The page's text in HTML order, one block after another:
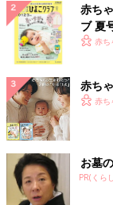
赤ち
ブ 夏
く！赤ち
赤ち
赤ち
お墓
PR(くら